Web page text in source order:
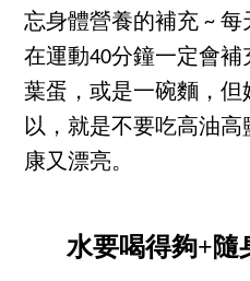
忘身體營養的補充 ~ 每
在運動40分鐘一定會
葉蛋，或是一碗麵，但
以，就是不要吃高油
康又漂亮。
水要喝得夠+隨